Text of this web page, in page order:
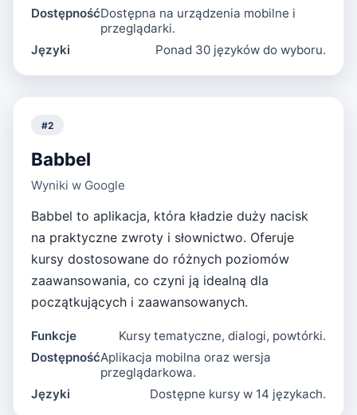
DostępnośćDostępna na urządzenia mobilne i
przeglądarki.
Języki
Ponad 30 języków do wyboru.
#2
Babbel
Wyniki w Google
Babbel to aplikacja, która kładzie duży nacisk
na praktyczne zwroty i słownictwo. Oferuje
kursy dostosowane do różnych poziomów
zaawansowania, co czyni ją idealną dla
początkujących i zaawansowanych.
Funkcje
Kursy tematyczne, dialogi, powtórki.
DostępnośćAplikacja mobilna oraz wersja
przeglądarkowa.
Języki
Dostępne kursy w 14 językach.